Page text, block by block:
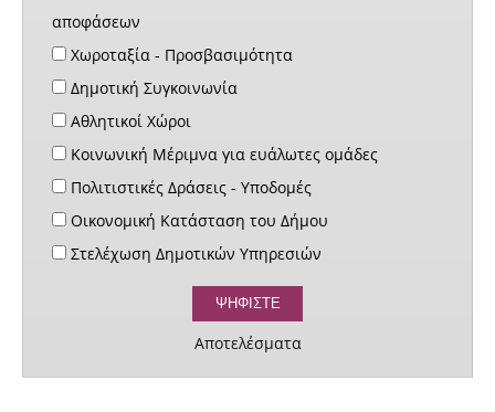
αποφάσεων
Χωροταξία - Προσβασιμότητα
Δημοτική Συγκοινωνία
Αθλητικοί Χώροι
Κοινωνική Μέριμνα για ευάλωτες ομάδες
Πολιτιστικές Δράσεις - Υποδομές
Οικονομική Κατάσταση του Δήμου
Στελέχωση Δημοτικών Υπηρεσιών
Αποτελέσματα